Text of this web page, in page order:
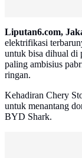
Liputan6.com,
elektrifikasi
untuk bisa dihual di
paling ambisius
ringan.
Kehadiran Chery
untuk menantang
BYD Shark.